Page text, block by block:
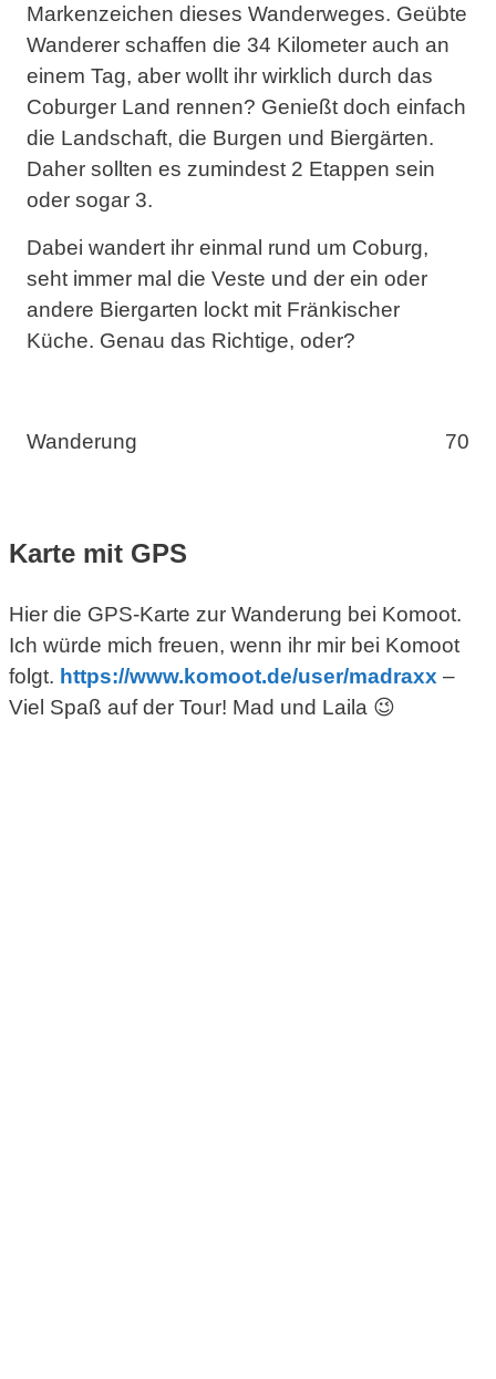
Markenzeichen dieses Wanderweges. Geübte
Wanderer schaffen die 34 Kilometer auch an
einem Tag, aber wollt ihr wirklich durch das
Coburger Land rennen? Genießt doch einfach
die Landschaft, die Burgen und Biergärten.
Daher sollten es zumindest 2 Etappen sein
oder sogar 3.
Dabei wandert ihr einmal rund um Coburg,
seht immer mal die Veste und der ein oder
andere Biergarten lockt mit Fränkischer
Küche. Genau das Richtige, oder?
Wanderung 70
Karte mit GPS
Hier die GPS-Karte zur Wanderung bei Komoot.
Ich würde mich freuen, wenn ihr mir bei Komoot
folgt. https://www.komoot.de/user/madraxx –
Viel Spaß auf der Tour! Mad und Laila 😉